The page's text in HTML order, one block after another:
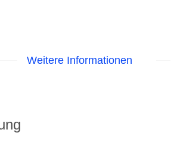
Entspannungskurse, Personal
Weitere Informationen